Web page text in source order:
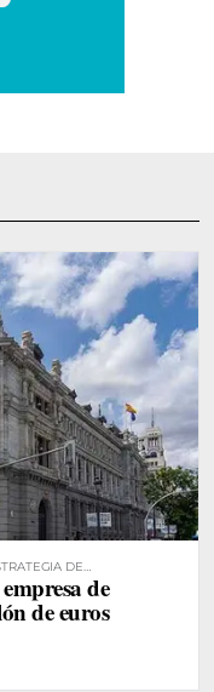
DE
de
de euros